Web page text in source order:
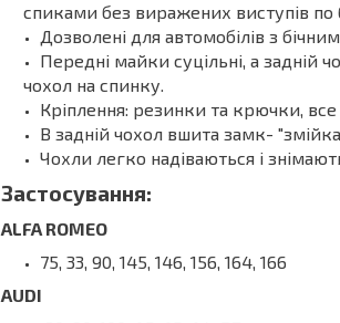
спиками без виражених виступів по
Дозволені для автомобілів з
Передні майки суцільні, а задній
чохол на спинку.
Кріплення: резинки та крючки,
В задній чохол вшита замк-
Чохли легко надіваються і
Застосування:
ALFA ROMEO
75, 33, 90, 145, 146, 156, 164, 166
AUDI